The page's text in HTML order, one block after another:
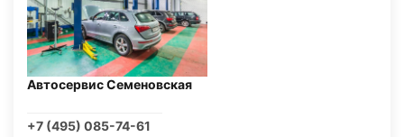
Автосервис Семеновская
+7 (495) 085-74-61